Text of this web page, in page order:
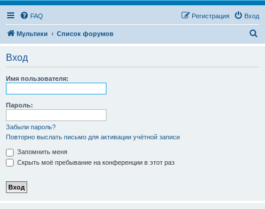
FAQ Вход
Регистрация
Мультики Список форумов
Вход
Имя пользователя:
Пароль:
Забыли пароль?
Повторно выслать письмо для активации учётной записи
Запомнить меня
Скрыть моё пребывание на конференции в этот раз